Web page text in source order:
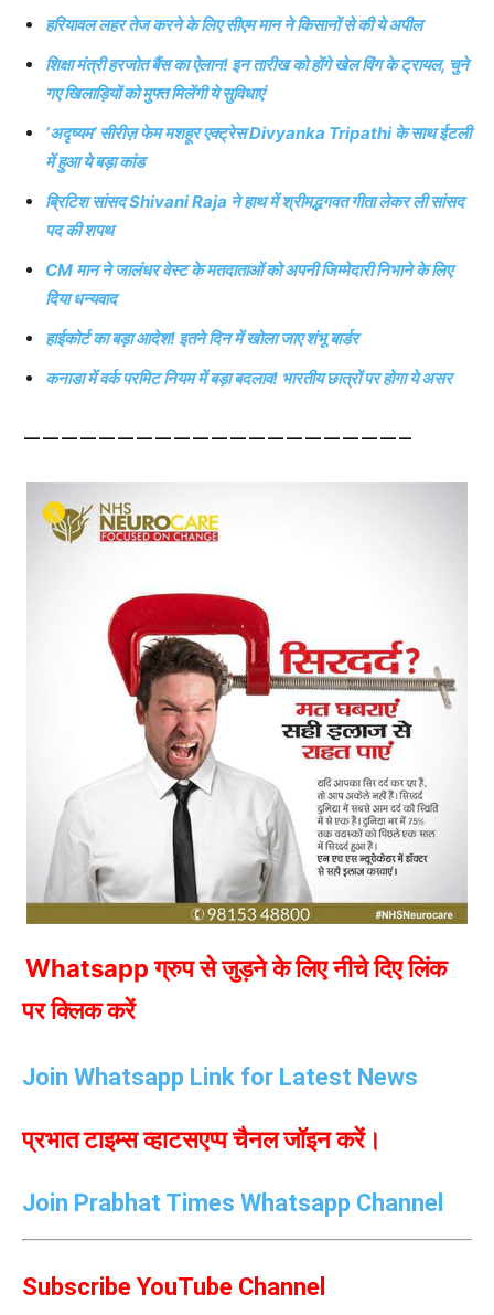
हरियावल लहर तेज करने के लिए सीएम मान ने किसानों से की ये अपील
शिक्षा मंत्री हरजोत बैंस का ऐलान! इन तारीख को होंगे खेल विंग के ट्रायल, चुने
गए खिलाड़ियों को मुफ्त मिलेंगी ये सुविधाएं
‘अदृष्यम’ सीरीज़ फेम मशहूर एक्ट्रेस Divyanka Tripathi के साथ ईटली
में हुआ ये बड़ा कांड
ब्रिटिश सांसद Shivani Raja ने हाथ में श्रीमद्भगवत गीता लेकर ली सांसद
पद की शपथ
CM मान ने जालंधर वेस्ट के मतदाताओं को अपनी जिम्मेदारी निभाने के लिए
दिया धन्यवाद
हाईकोर्ट का बड़ा आदेश! इतने दिन में खोला जाए शंभू बार्डर
कनाडा में वर्क परमिट नियम में बड़ा बदलाव! भारतीय छात्रों पर होगा ये असर
————————————————————–
Whatsapp ग्रुप से जुड़ने के लिए नीचे दिए लिंक
पर क्लिक करें
Join Whatsapp Link for Latest News
प्रभात टाइम्स व्हाटसएप्प चैनल जॉइन करें।
Join Prabhat Times Whatsapp Channel
Subscribe YouTube Channel